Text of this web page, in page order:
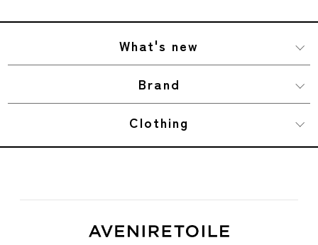
What's new
Brand
Clothing